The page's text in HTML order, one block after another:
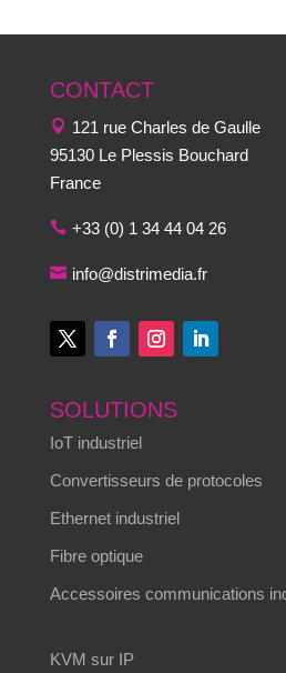
CONTACT
121 rue Charles de Gaulle
95130 Le Plessis Bouchard
France
+33 (0) 1 34 44 04 26
info@distrimedia.fr
SOLUTIONS
IoT industriel
Convertisseurs de protocoles
Ethernet industriel
Fibre optique
Accessoires communications
KVM sur IP